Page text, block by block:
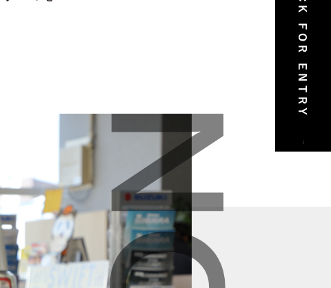
CLICK FOR ENTRY